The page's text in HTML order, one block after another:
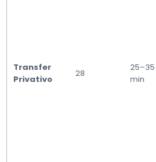
Transfer
Privativo
28
25–35
min